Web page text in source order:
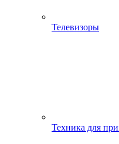
Телевизоры
Техника для